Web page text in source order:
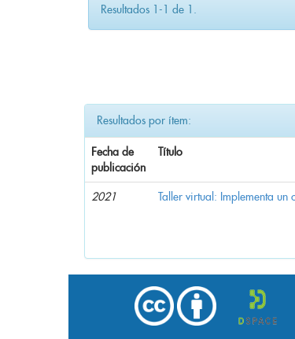
Resultados 1-1 de 1.
Resultados por ítem:
Fecha de
publicación
Título
2021 Taller virtual: Implementa